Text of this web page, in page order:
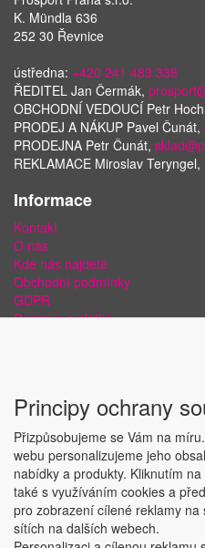
K. Mündla 636
252 30 Řevnice
ústředna: +420 241 483 338
ŘEDITEL Jan Čermák,
OBCHODNÍ VEDOUCÍ Petr
PRODEJ A NÁKUP Pavel Čunát,
PRODEJNA Petr Čunát,
REKLAMACE Miroslav Teryngel,
Informace
Kontakt
O nás
Kde nás najdete
Obchodní podmínky
GDPR
Doprava a platba
Copyright © ABRA
Principy ochrany
Přizpůsobujeme se Vám na
webu personalizujeme jeho
nabídky a produkty. Kliknutím
také s využíváním cookies a
pro zobrazení cílené reklamy
sítích na dalších webech.